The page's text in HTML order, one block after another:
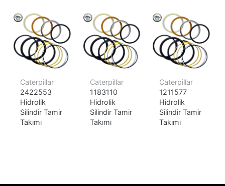
Caterpillar
2422553
Hidrolik
Silindir Tamir
Takımı
Caterpillar
1183110
Hidrolik
Silindir Tamir
Takımı
Caterpillar
1211577
Hidrolik
Silindir Tamir
Takımı